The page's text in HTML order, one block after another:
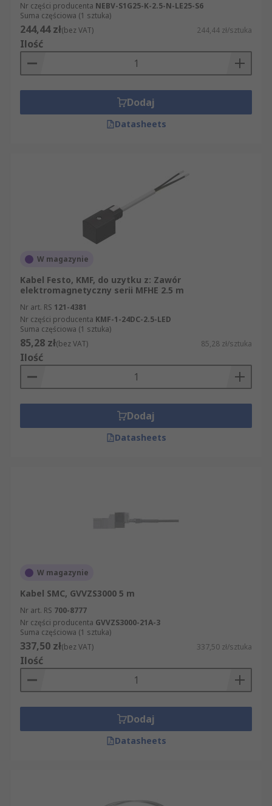
Nr części producenta NEBV-S1G25-K-2.5-N-LE25-S6
Suma częściowa (1 sztuka)
244,44 zł(bez VAT) 244,44 zł/sztuka
Ilość
Dodaj
Datasheets
W magazynie
Kabel Festo, KMF, do uzytku z: Zawór
elektromagnetyczny serii MFHE 2.5 m
Nr art. RS 121-4381
Nr części producenta KMF-1-24DC-2.5-LED
Suma częściowa (1 sztuka)
85,28 zł(bez VAT) 85,28 zł/sztuka
Ilość
Dodaj
Datasheets
W magazynie
Kabel SMC, GVVZS3000 5 m
Nr art. RS 700-8777
Nr części producenta GVVZS3000-21A-3
Suma częściowa (1 sztuka)
337,50 zł(bez VAT) 337,50 zł/sztuka
Ilość
Dodaj
Datasheets